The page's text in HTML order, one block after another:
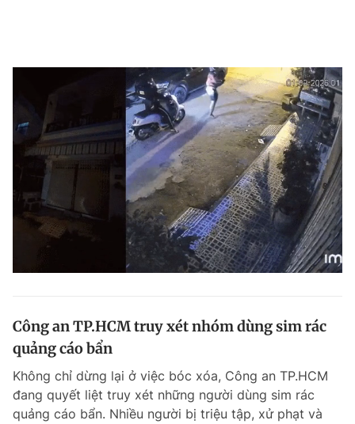
Công an TP.HCM truy xét nhóm dùng sim rác
quảng cáo bẩn
Không chỉ dừng lại ở việc bóc xóa, Công an TP.HCM
đang quyết liệt truy xét những người dùng sim rác
quảng cáo bẩn. Nhiều người bị triệu tập, xử phạt và